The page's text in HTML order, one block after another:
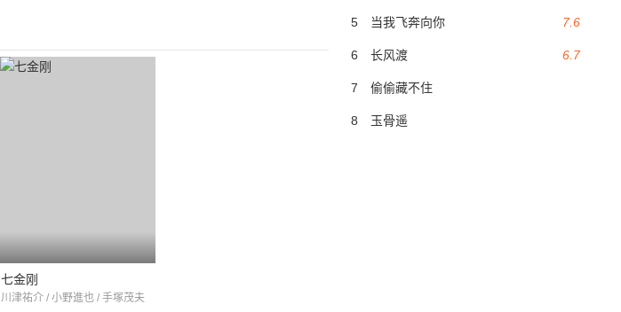
7.6
5 当我飞奔向你
6.7
6 长风渡
7 偷偷藏不住
8 玉骨遥
七金刚
川津祐介 / 小野進也 / 手塚茂夫